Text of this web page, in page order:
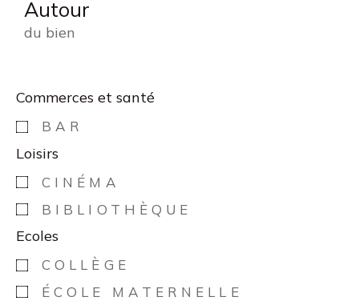
Autour
du bien
Commerces et santé
BAR
Loisirs
CINÉMA
BIBLIOTHÈQUE
Ecoles
COLLÈGE
ÉCOLE MATERNELLE